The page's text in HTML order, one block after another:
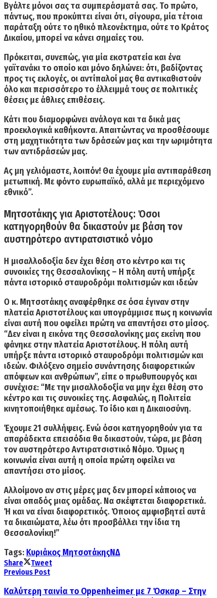
Βγάλτε μόνοι σας τα συμπεράσματά σας. Το πρώτο,
πάντως, που προκύπτει είναι ότι, σίγουρα, μία τέτοια
παράταξη ούτε το ηθικό πλεονέκτημα, ούτε το Κράτος
Δικαίου, μπορεί να κάνει σημαίες του.
Πρόκειται, συνεπώς, για μία εκστρατεία και ένα
γαϊτανάκι το οποίο και μόνο δηλώνει: ότι, βαδίζοντας
προς τις εκλογές, οι αντίπαλοί μας θα αντικαθιστούν
όλο και περισσότερο το έλλειμμά τους σε πολιτικές
θέσεις με άθλιες επιθέσεις.
Κάτι που διαμορφώνει ανάλογα και τα δικά μας
προεκλογικά καθήκοντα. Απαιτώντας να προσθέσουμε
στη μαχητικότητα των δράσεών μας και την ωριμότητα
των αντιδράσεών μας.
Ας μη γελιόμαστε, λοιπόν! Θα έχουμε μία αντιπαράθεση
μετωπική. Με φόντο ευρωπαϊκό, αλλά με περιεχόμενο
εθνικό”.
Μητσοτάκης για Αριστοτέλους: Όσοι
κατηγορηθούν θα δικαστούν με βάση τον
αυστηρότερο αντιρατσιστικό νόμο
Η μισαλλοδοξία δεν έχει θέση στο κέντρο και τις
συνοικίες της Θεσσαλονίκης – Η πόλη αυτή υπήρξε
πάντα ιστορικό σταυροδρόμι πολιτισμών και ιδεών
Ο κ. Μητσοτάκης αναφέρθηκε σε όσα έγιναν στην
πλατεία Αριστοτέλους και υπογράμμισε πως η κοινωνία
είναι αυτή που οφείλει πρώτη να απαντήσει στο μίσος.
“Δεν είναι η εικόνα της Θεσσαλονίκης μας εκείνη που
φάνηκε στην πλατεία Αριστοτέλους. Η πόλη αυτή
υπήρξε πάντα ιστορικό σταυροδρόμι πολιτισμών και
ιδεών. Φιλόξενο σημείο συνάντησης διαφορετικών
απόψεων και ανθρώπων”, είπε ο πρωθυπουργός και
συνέχισε: “Με την μισαλλοδοξία να μην έχει θέση στο
κέντρο και τις συνοικίες της. Ασφαλώς, η Πολιτεία
κινητοποιήθηκε αμέσως. Το ίδιο και η Δικαιοσύνη.
Έχουμε 21 συλλήψεις. Ενώ όσοι κατηγορηθούν για τα
απαράδεκτα επεισόδια θα δικαστούν, τώρα, με βάση
τον αυστηρότερο Αντιρατσιστικό Νόμο. Όμως η
κοινωνία είναι αυτή η οποία πρώτη οφείλει να
απαντήσει στο μίσος.
Αλλοίμονο αν στις μέρες μας δεν μπορεί κάποιος να
είναι οπαδός μιας ομάδας. Να σκέφτεται διαφορετικά.
Ή και να είναι διαφορετικός. Όποιος αμφισβητεί αυτά
τα δικαιώματα, λέω ότι προσβάλλει την ίδια τη
Θεσσαλονίκη!”
Tags: Κυριάκος ΜητσοτάκηςΝΔ
Share
Tweet
Previous Post
Καλύτερη ταινία το Oppenheimer με 7 Όσκαρ – Στην